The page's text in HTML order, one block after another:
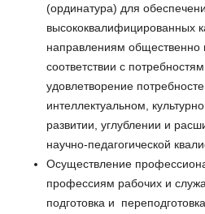
(ординатура) для
высококвалифицированных
направлениям общественно
соответствии с
удовлетворение
интеллектуальном,
развитии, углублении и
научно-педагогической
Осуществление
профессиям рабочих и
подготовка и